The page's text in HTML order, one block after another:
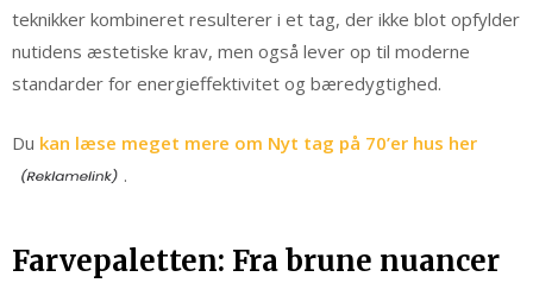
teknikker kombineret resulterer i et tag, der ikke blot opfylder
nutidens æstetiske krav, men også lever op til moderne
standarder for energieffektivitet og bæredygtighed.
Du kan læse meget mere om Nyt tag på 70’er hus her
.
Farvepaletten: Fra brune nuancer